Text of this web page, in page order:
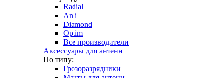
Radial
Anli
Diamond
Optim
Все производители
Аксессуары для антенн
По типу:
Грозоразрядники